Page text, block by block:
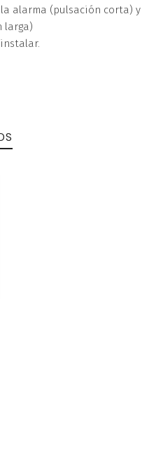
alarma (pulsación corta) y
larga)